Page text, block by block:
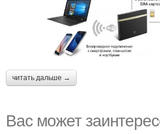
читать дальше →
Вас может